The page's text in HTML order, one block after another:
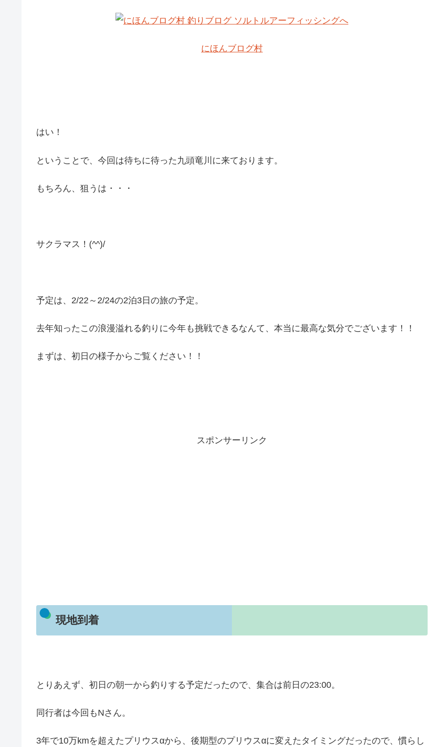
にほんブログ村
はい！
ということで、今回は待ちに待った九頭竜川に来ております。
もちろん、狙うは・・・
サクラマス！(^^)/
予定は、2/22～2/24の2泊3日の旅の予定。
去年知ったこの浪漫溢れる釣りに今年も挑戦できるなんて、本当に最高な気分でございます！！
まずは、初日の様子からご覧ください！！
スポンサーリンク
現地到着
とりあえず、初日の朝一から釣りする予定だったので、集合は前日の23:00。
同行者は今回もNさん。
3年で10万kmを超えたプリウスαから、後期型のプリウスαに変えたタイミングだったので、慣らし